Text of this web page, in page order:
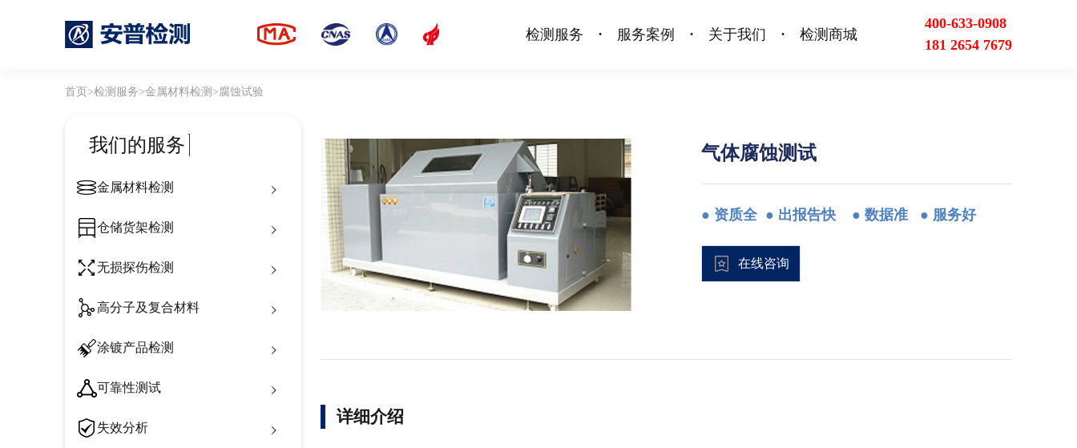
检测服务 • 服务案例 • 关于我们 • 检测商城
400-633-0908
181 2654 7679
首页 >检测服务>金属材料检测 >腐蚀试验
我们的服务
金属材料检测
仓储货架检测
无损探伤检测
高分子及复合材料
涂镀产品检测
可靠性测试
失效分析
气体腐蚀测试
● 资质全● 出报告快 ● 数据准 ● 服务好
在线咨询
详细介绍